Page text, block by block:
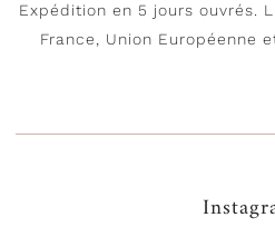
Expédition en 5 jours ouvrés.
France, Union Européenne